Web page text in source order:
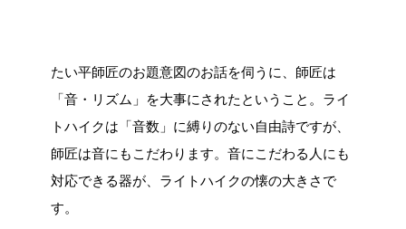
たい平師匠のお題意図のお話を伺うに、師匠は
「音・リズム」を大事にされたということ。ライ
トハイクは「音数」に縛りのない自由詩ですが、
師匠は音にもこだわります。音にこだわる人にも
対応できる器が、ライトハイクの懐の大きさで
す。